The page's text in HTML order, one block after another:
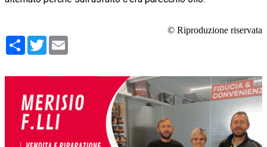
© Riproduzione riservata
Condividi
Twitter